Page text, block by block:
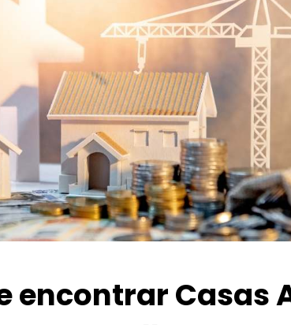
encontrar Casas